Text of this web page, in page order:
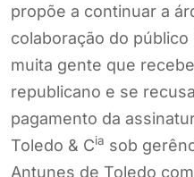
propõe a continuar a
colaboração do
muita gente que
republicano e se
pagamento da
Toledo & Cia sob
Antunes de Toledo